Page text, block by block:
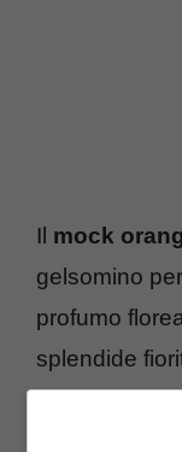
Il mock
gelsomino
profumo
splendide
bellezza non
foglie